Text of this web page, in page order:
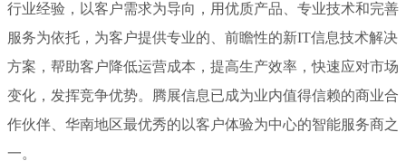
行业经验，以客户需求为导向，用优质产品、专业技术和完善
服务为依托，为客户提供专业的、前瞻性的新IT信息技术解决
方案，帮助客户降低运营成本，提高生产效率，快速应对市场
变化，发挥竞争优势。腾展信息已成为业内值得信赖的商业合
作伙伴、华南地区最优秀的以客户体验为中心的智能服务商之
一。